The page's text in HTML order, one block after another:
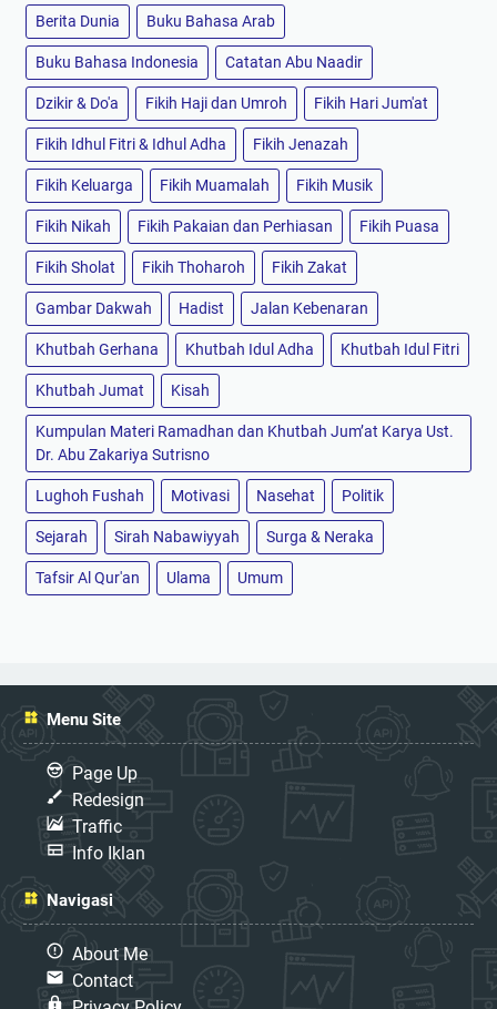
Berita Dunia Buku Bahasa Arab
Buku Bahasa Indonesia Catatan Abu Naadir
Dzikir & Do'a Fikih Haji dan Umroh Fikih Hari Jum'at
Fikih Idhul Fitri & Idhul Adha Fikih Jenazah
Fikih Keluarga Fikih Muamalah Fikih Musik
Fikih Nikah Fikih Pakaian dan Perhiasan Fikih Puasa
Fikih Sholat Fikih Thoharoh Fikih Zakat
Gambar Dakwah Hadist Jalan Kebenaran
Khutbah Gerhana Khutbah Idul Adha Khutbah Idul Fitri
Khutbah Jumat Kisah
Kumpulan Materi Ramadhan dan Khutbah Jum’at Karya Ust.
Dr. Abu Zakariya Sutrisno
Lughoh Fushah Motivasi Nasehat Politik
Sejarah Sirah Nabawiyyah Surga & Neraka
Tafsir Al Qur'an Ulama Umum
Menu Site
Page Up
Redesign
Traffic
Info Iklan
Navigasi
About Me
Contact